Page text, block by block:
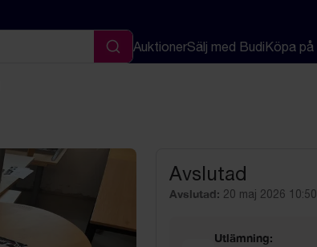
Sök
AuktionerSälj med BudiKöpa på
Avslutad
Avslutad: 20 maj 2026 10:50
Utlämning: